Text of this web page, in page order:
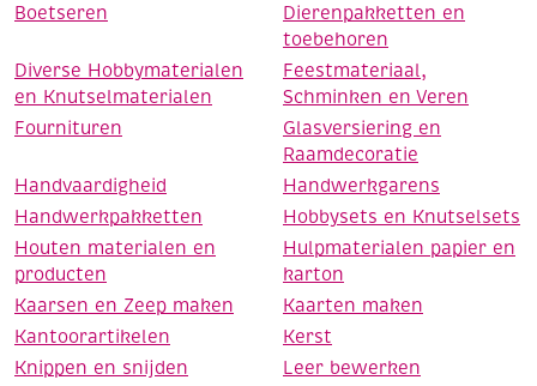
Boetseren
Dierenpakketten en
toebehoren
Diverse Hobbymaterialen
en Knutselmaterialen
Feestmateriaal,
Schminken en Veren
Fournituren
Glasversiering en
Raamdecoratie
Handvaardigheid
Handwerkgarens
Handwerkpakketten
Hobbysets en Knutselsets
Houten materialen en
producten
Hulpmaterialen papier en
karton
Kaarsen en Zeep maken
Kaarten maken
Kantoorartikelen
Kerst
Knippen en snijden
Leer bewerken